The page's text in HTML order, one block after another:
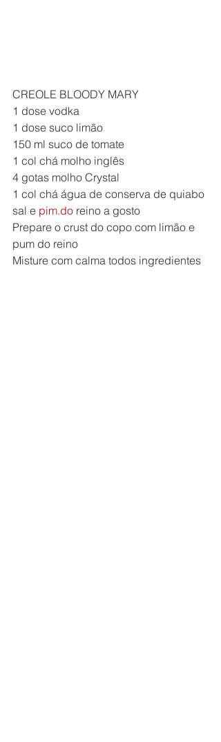
CREOLE BLOODY MARY
1 dose vodka
1 dose suco limão
150 ml suco de tomate
1 col chá molho inglês
4 gotas molho Crystal
1 col chá água de conserva de quiabo
sal e pim.do reino a gosto
Prepare o crust do copo com limão e
pum do reino
Misture com calma todos ingredientes